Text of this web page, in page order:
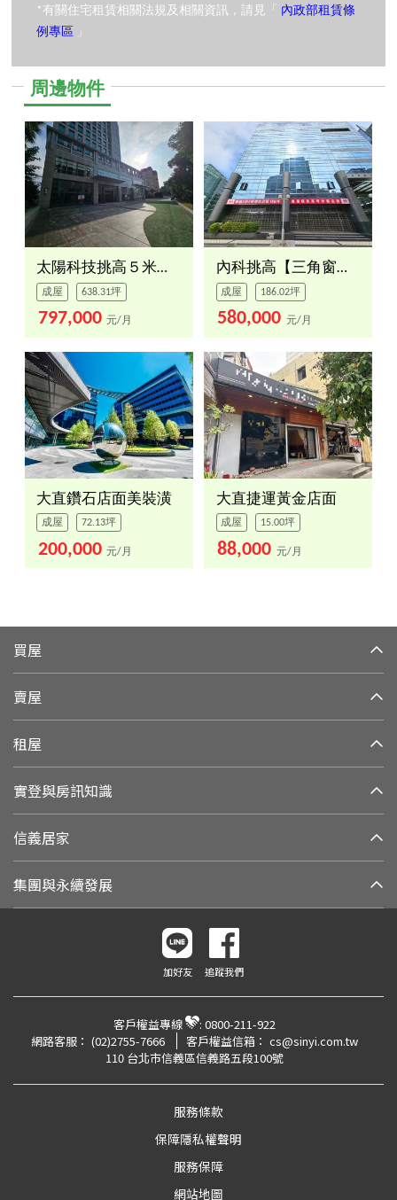
*有關住宅租賃相關法規及相關資訊，請見「 內政部租賃條
例專區 」
周邊物件
太陽科技挑高５米６可拆租
成屋 638.31坪
797,000 元/月
內科挑高【三角窗】金店
成屋 186.02坪
580,000 元/月
大直鑽石店面美裝潢
成屋 72.13坪
200,000 元/月
大直捷運黃金店面
成屋 15.00坪
88,000 元/月
買屋
賣屋
租屋
實登與房訊知識
信義居家
集團與永續發展
加好友 追蹤我們
客戶權益專線 : 0800-211-922
網路客服： (02)2755-7666 客戶權益信箱： cs@sinyi.com.tw
110 台北市信義區信義路五段100號
服務條款
保障隱私權聲明
服務保障
網站地圖